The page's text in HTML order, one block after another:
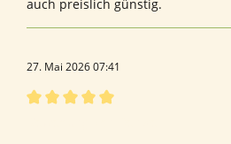
auch preislich günstig.
27. Mai 2026 07:41